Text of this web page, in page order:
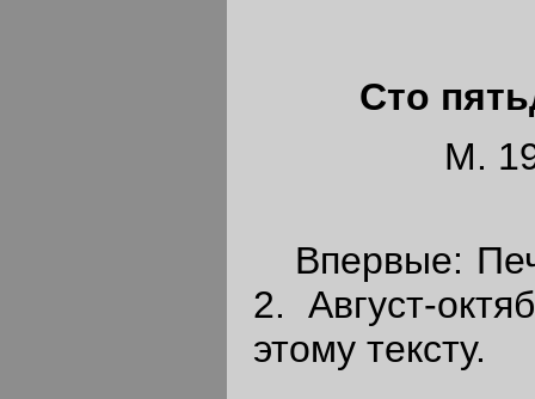
Сто
М.
Впервые:
2. Август-
этому тексту.